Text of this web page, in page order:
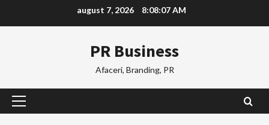
august 7, 2026 8:08:08 AM
PR Business
Afaceri, Branding, PR
Primary